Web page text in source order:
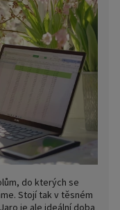
do kterých se
Stojí tak v těsném
je ale ideální doba